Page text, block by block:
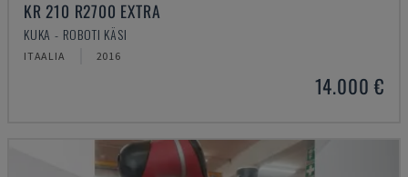
KR 210 R2700 EXTRA
KUKA - ROBOTI KÄSI
ITAALIA 2016
14.000 €